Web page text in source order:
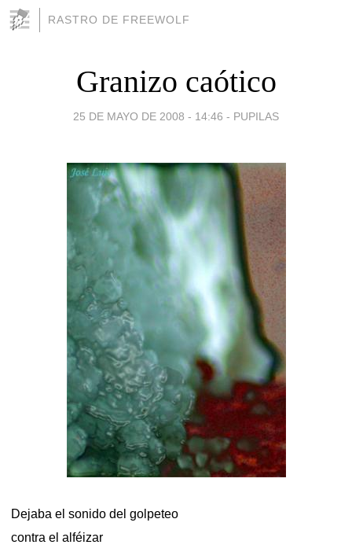
RASTRO DE FREEWOLF
Granizo caótico
25 DE MAYO DE 2008 - 14:46 - PUPILAS
Dejaba el sonido del golpeteo
contra el alféizar